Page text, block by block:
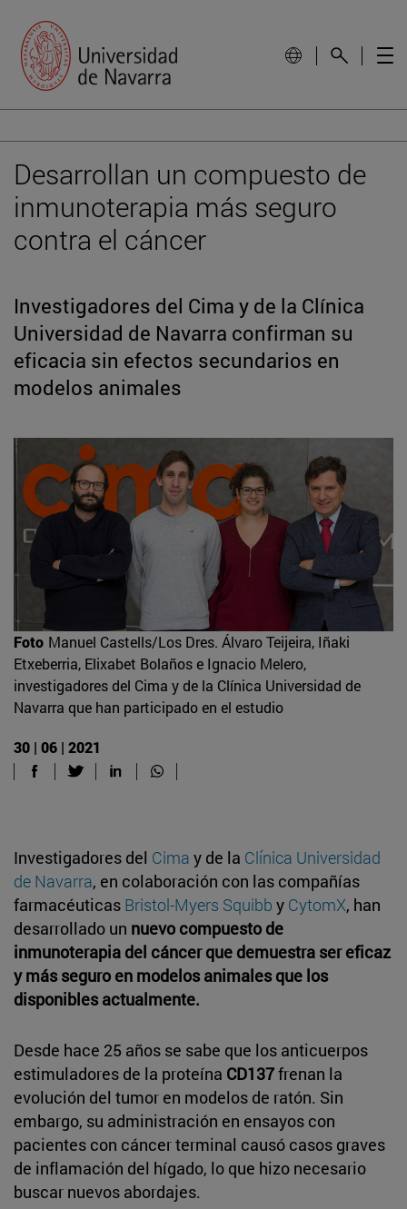
Desarrollan un compuesto de
inmunoterapia más seguro
contra el cáncer
Investigadores del Cima y de la Clínica
Universidad de Navarra confirman su
eficacia sin efectos secundarios en
modelos animales
Foto Manuel Castells/Los Dres. Álvaro Teijeira, Iñaki
Etxeberria, Elixabet Bolaños e Ignacio Melero,
investigadores del Cima y de la Clínica Universidad de
Navarra que han participado en el estudio
30 | 06 | 2021
Investigadores del Cima y de la Clínica Universidad
de Navarra, en colaboración con las compañías
farmacéuticas Bristol-Myers Squibb y CytomX, han
desarrollado un nuevo compuesto de
inmunoterapia del cáncer que demuestra ser eficaz
y más seguro en modelos animales que los
disponibles actualmente.
Desde hace 25 años se sabe que los anticuerpos
estimuladores de la proteína CD137frenan la
evolución del tumor en modelos de ratón. Sin
embargo, su administración en ensayos con
pacientes con cáncer terminal causó casos graves
de inflamación del hígado, lo que hizo necesario
buscar nuevos abordajes.